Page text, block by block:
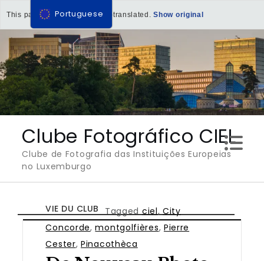
This page has been machine-translated.Show original
para
o
conteúdo
Clube Fotográfico CIEL
Clube de Fotografia das Instituições Europeias
no Luxemburgo
VIE DU CLUB Tagged ciel,City
Concorde,montgolfières, Pierre
Cester,Pinacothèca
Portuguese